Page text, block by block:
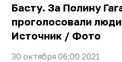
Басту. За Полину
проголосовали
Источник / Фото
30 октября 06:00 2021